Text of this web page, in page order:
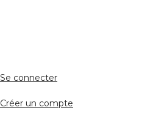
Se connecter
Créer un compte